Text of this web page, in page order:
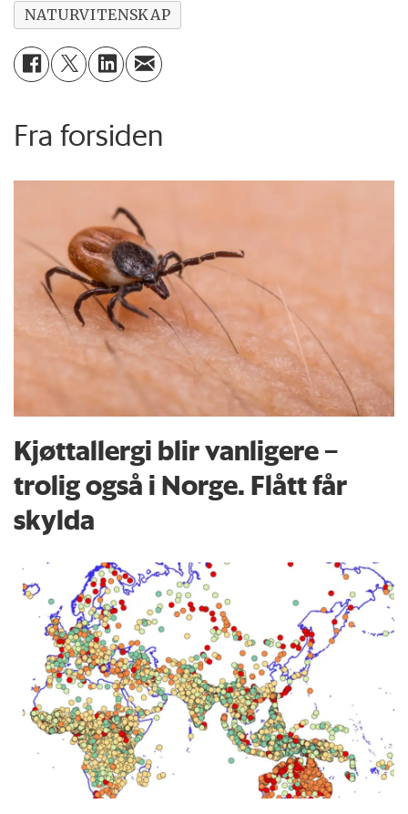
NATURVITENSKAP
Fra forsiden
Kjøttallergi blir vanligere –
trolig også i Norge. Flått får
skylda